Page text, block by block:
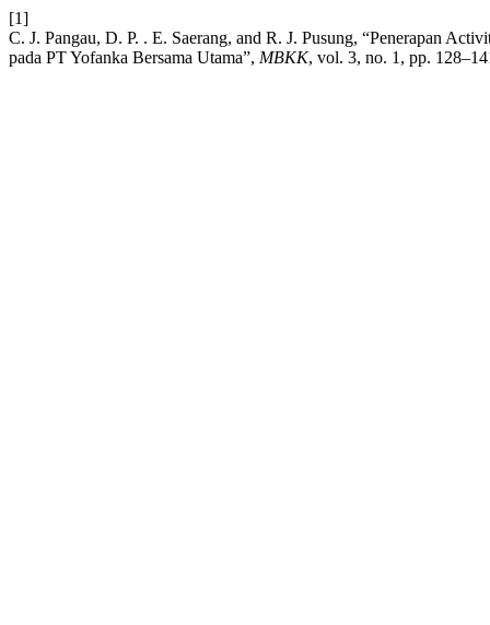
[1]
C. J. Pangau, D. P. . E. Saerang, and R. J. Pusung, “Penerapan
pada PT Yofanka Bersama Utama”, MBKK, vol. 3, no. 1, pp.